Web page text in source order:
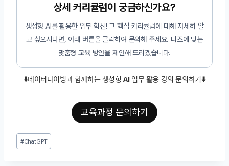
상세 커리큘럼이 궁금하신가요?
생성형 AI를 활용한 업무 혁신! 그 핵심 커리큘럼에 대해 자세히 알
고 싶으시다면, 아래 버튼을 클릭하여 문의해 주세요. 니즈에 맞는
맞춤형 교육 방안을 제안해 드리겠습니다.
⬇️데이터다이빙과 함께하는 생성형 AI 업무 활용 강의 문의하기⬇️
교육과정 문의하기
Post
Tags:
#ChatGPT